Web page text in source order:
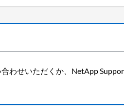
わせいただくか、NetApp